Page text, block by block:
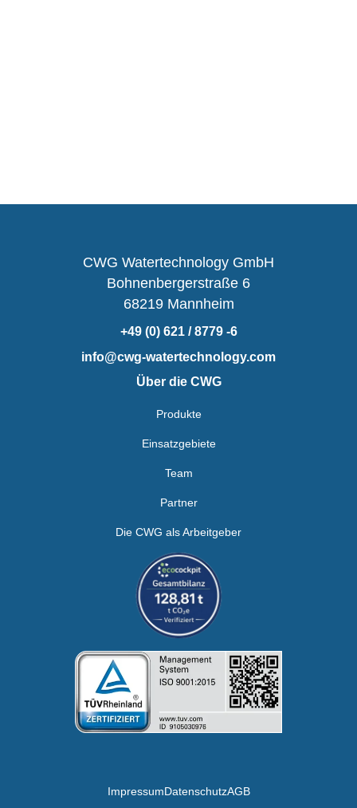
CWG Watertechnology GmbH
Bohnenbergerstraße 6
68219 Mannheim
+49 (0) 621 / 8779 -6
info@cwg-watertechnology.com
Über die CWG
Produkte
Einsatzgebiete
Team
Partner
Die CWG als Arbeitgeber
ImpressumDatenschutzAGB